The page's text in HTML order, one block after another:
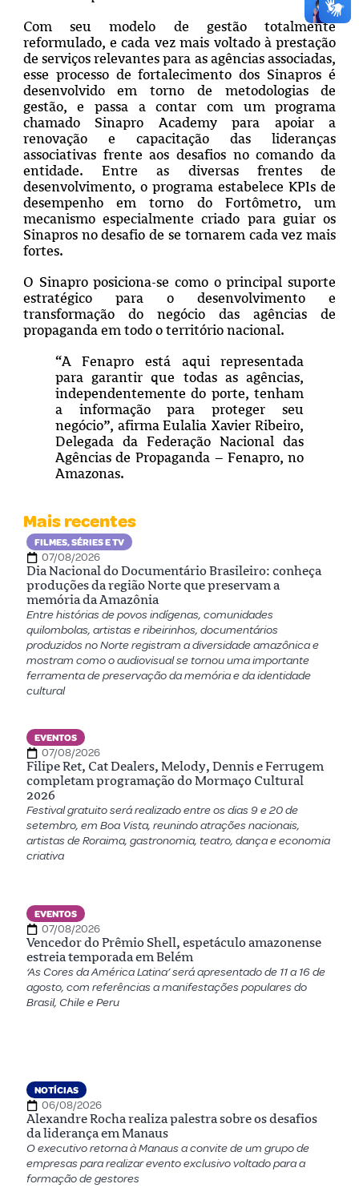
Com seu modelo de gestão totalmente
reformulado, e cada vez mais voltado à prestação
de serviços relevantes para as agências associadas,
esse processo de fortalecimento dos Sinapros é
desenvolvido em torno de metodologias de
gestão, e passa a contar com um programa
chamado Sinapro Academy para apoiar a
renovação e capacitação das lideranças
associativas frente aos desafios no comando da
entidade. Entre as diversas frentes de
desenvolvimento, o programa estabelece KPIs de
desempenho em torno do Fortômetro, um
mecanismo especialmente criado para guiar os
Sinapros no desafio de se tornarem cada vez mais
fortes.
O Sinapro posiciona-se como o principal suporte
estratégico para o desenvolvimento e
transformação do negócio das agências de
propaganda em todo o território nacional.
“A Fenapro está aqui representada
para garantir que todas as agências,
independentemente do porte, tenham
a informação para proteger seu
negócio”, afirma Eulalia Xavier Ribeiro,
Delegada da Federação Nacional das
Agências de Propaganda – Fenapro, no
Amazonas.
Mais recentes
FILMES, SÉRIES E TV
07/08/2026
Dia Nacional do Documentário Brasileiro: conheça
produções da região Norte que preservam a
memória da Amazônia
Entre histórias de povos indígenas, comunidades
quilombolas, artistas e ribeirinhos, documentários
produzidos no Norte registram a diversidade amazônica e
mostram como o audiovisual se tornou uma importante
ferramenta de preservação da memória e da identidade
cultural
EVENTOS
07/08/2026
Filipe Ret, Cat Dealers, Melody, Dennis e Ferrugem
completam programação do Mormaço Cultural
2026
Festival gratuito será realizado entre os dias 9 e 20 de
setembro, em Boa Vista, reunindo atrações nacionais,
artistas de Roraima, gastronomia, teatro, dança e economia
criativa
EVENTOS
07/08/2026
Vencedor do Prêmio Shell, espetáculo amazonense
estreia temporada em Belém
‘As Cores da América Latina’ será apresentado de 11 a 16 de
agosto, com referências a manifestações populares do
Brasil, Chile e Peru
NOTÍCIAS
06/08/2026
Alexandre Rocha realiza palestra sobre os desafios
da liderança em Manaus
O executivo retorna à Manaus a convite de um grupo de
empresas para realizar evento exclusivo voltado para a
formação de gestores